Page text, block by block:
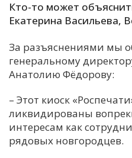
М
Н
Кто-то может
Екатерина Васильева,
За разъяснениями мы
генеральному
Анатолию Фёдорову:
– Этот киоск
ликвидированы
интересам как
рядовых новгородцев.